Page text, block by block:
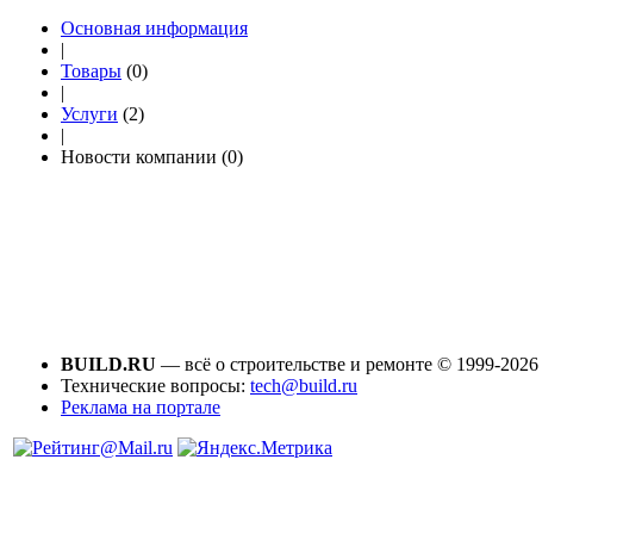
Основная информация
|
Товары (0)
|
Услуги (2)
|
Новости компании (0)
BUILD.RU — всё о строительстве и ремонте © 1999-2026
Технические вопросы: tech@build.ru
Реклама на портале